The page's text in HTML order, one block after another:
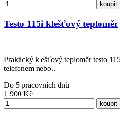
koupit
Testo 115i klešťový teploměr
Praktický klešťový teploměr testo
telefonem nebo..
Do 5 pracovních dnů
1 900 Kč
koupit